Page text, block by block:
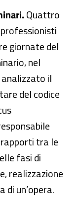
Quattro
giornate del
nel
il
del codice
tra le
fasi di
realizzazione
di un’opera.